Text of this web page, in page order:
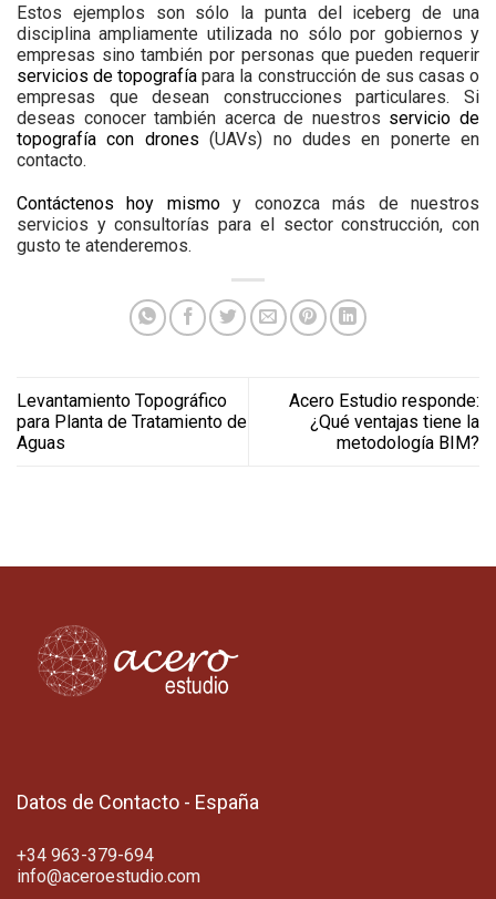
Estos ejemplos son sólo la punta del iceberg de una
disciplina ampliamente utilizada no sólo por gobiernos y
empresas sino también por personas que pueden requerir
servicios de topografía para la construcción de sus casas o
empresas que desean construcciones particulares. Si
deseas conocer también acerca de nuestros servicio de
topografía con drones (UAVs) no dudes en ponerte en
contacto.
Contáctenos hoy mismoy conozca más de nuestros
servicios y consultorías para el sector construcción, con
gusto te atenderemos.
Levantamiento Topográfico
para Planta de Tratamiento de
Aguas
Acero Estudio responde:
¿Qué ventajas tiene la
metodología BIM?
Datos de Contacto - España
+34 963-379-694
info@aceroestudio.com